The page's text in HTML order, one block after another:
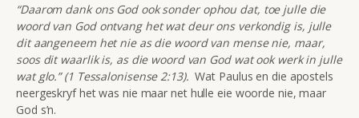
“Daarom dank ons God ook sonder ophou dat, toe julle die
woord van God ontvang het wat deur ons verkondig is, julle
dit aangeneem het nie as die woord van mense nie, maar,
soos dit waarlik is, as die woord van God wat ook werk in julle
wat glo.” (1 Tessalonisense 2:13). Wat Paulus en die apostels
neergeskryf het was nie maar net hulle eie woorde nie, maar
God s’n.